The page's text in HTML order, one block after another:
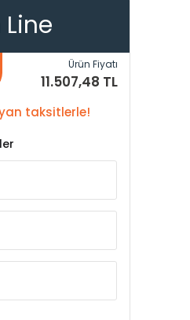
Ürün Fiyatı
11.507,48 TL
taksitlerle!